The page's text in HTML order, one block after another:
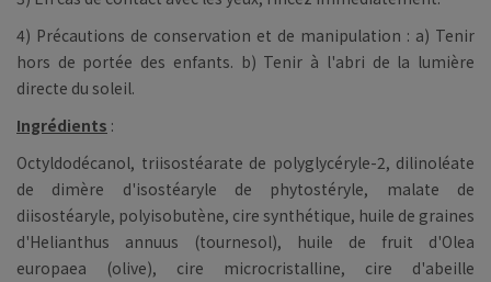
4) Précautions de conservation et de manipulation : a) Tenir
hors de portée des enfants. b) Tenir à l'abri de la lumière
directe du soleil.
Ingrédients :
Octyldodécanol, triisostéarate de polyglycéryle-2, dilinoléate
de dimère d'isostéaryle de phytostéryle, malate de
diisostéaryle, polyisobutène, cire synthétique, huile de graines
d'Helianthus annuus (tournesol), huile de fruit d'Olea
europaea (olive), cire microcristalline, cire d'abeille